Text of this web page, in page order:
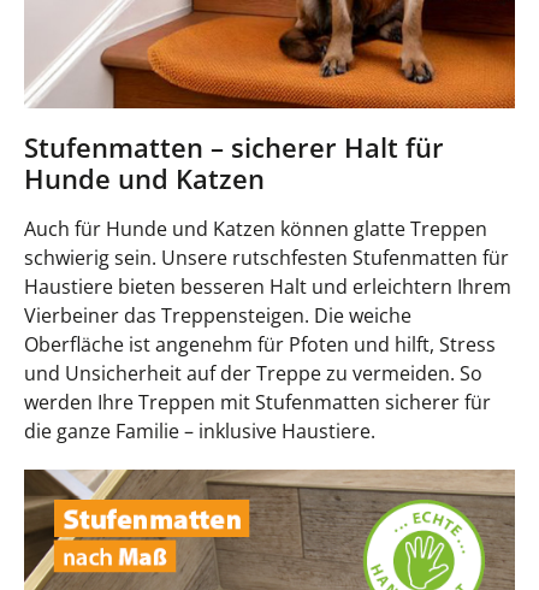
Stufenmatten – sicherer Halt für
Hunde und Katzen
Auch für Hunde und Katzen können glatte Treppen
schwierig sein. Unsere rutschfesten Stufenmatten für
Haustiere bieten besseren Halt und erleichtern Ihrem
Vierbeiner das Treppensteigen. Die weiche
Oberfläche ist angenehm für Pfoten und hilft, Stress
und Unsicherheit auf der Treppe zu vermeiden. So
werden Ihre Treppen mit Stufenmatten sicherer für
die ganze Familie – inklusive Haustiere.